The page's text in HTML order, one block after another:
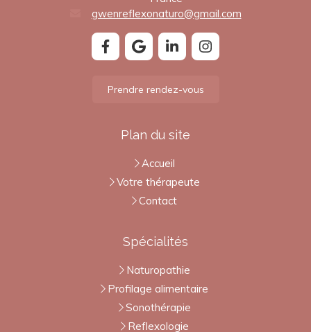
gwenreflexonaturo@gmail.com
Prendre rendez-vous
Plan du site
Accueil
Votre thérapeute
Contact
Spécialités
Naturopathie
Profilage alimentaire
Sonothérapie
Reflexologie